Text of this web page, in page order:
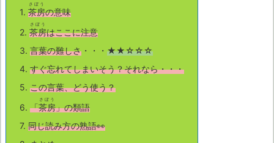
1. 茶房
さぼう
の意味
2. 茶房
さぼう
はここに注意
3. 言葉の難しさ ・・・ ★★☆☆☆
4. すぐ忘れてしまいそう？それなら・・・
5. この言葉、どう使う？
6. 「茶房
さぼう
」の類語
7. 同じ読み方の熟語👀